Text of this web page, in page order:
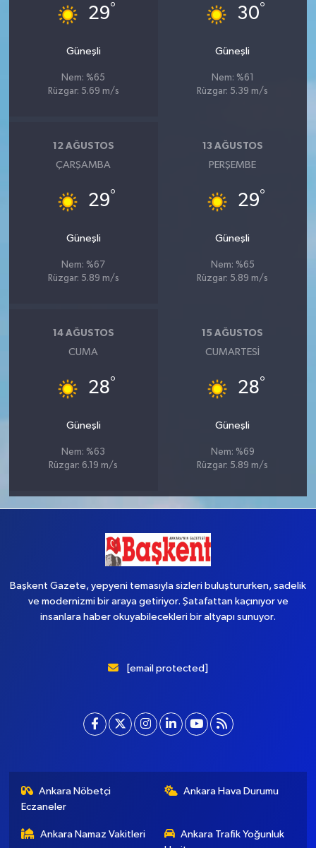
29°
Güneşli
Nem: %65
Rüzgar: 5.69 m/s
30°
Güneşli
Nem: %61
Rüzgar: 5.39 m/s
12 AĞUSTOS
ÇARŞAMBA
29°
Güneşli
Nem: %67
Rüzgar: 5.89 m/s
13 AĞUSTOS
PERŞEMBE
29°
Güneşli
Nem: %65
Rüzgar: 5.89 m/s
14 AĞUSTOS
CUMA
28°
Güneşli
Nem: %63
Rüzgar: 6.19 m/s
15 AĞUSTOS
CUMARTESI
28°
Güneşli
Nem: %69
Rüzgar: 5.89 m/s
Başkent Gazete, yepyeni temasıyla sizleri buluştururken, sadelik
ve modernizmi bir araya getiriyor. Şatafattan kaçınıyor ve
insanlara haber okuyabilecekleri bir altyapı sunuyor.
[email protected]
Ankara Nöbetçi
Eczaneler
Ankara Hava Durumu
Ankara Namaz Vakitleri
Ankara Trafik Yoğunluk